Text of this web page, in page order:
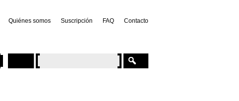
Quiénes somos Suscripción FAQ Contacto